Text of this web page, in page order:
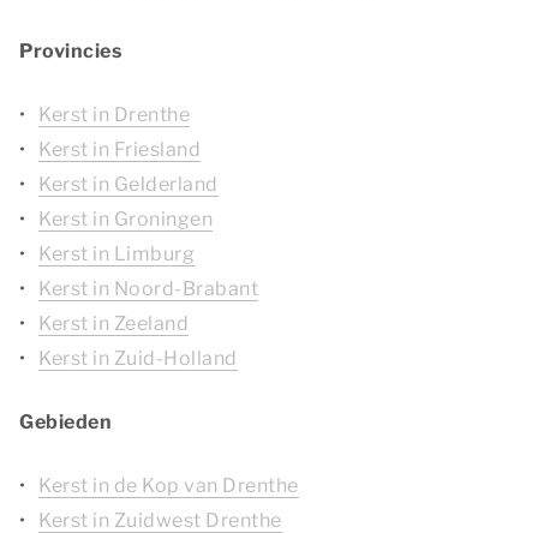
Provincies
Kerst in Drenthe
Kerst in Friesland
Kerst in Gelderland
Kerst in Groningen
Kerst in Limburg
Kerst in Noord-Brabant
Kerst in Zeeland
Kerst in Zuid-Holland
Gebieden
Kerst in de Kop van Drenthe
Kerst in Zuidwest Drenthe